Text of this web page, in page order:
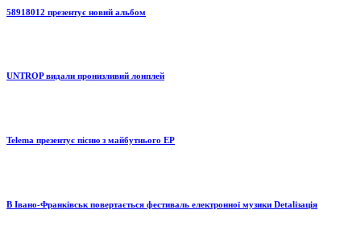
58918012 презентує новий альбом
UNTROP видали пронизливий лонплей
Telema презентує пісню з майбутнього EP
В Івано-Франківськ повертається фестиваль електронної музики Detaliзація